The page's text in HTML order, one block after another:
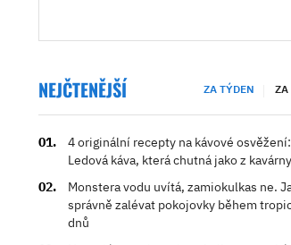
NEJČTENĚJŠÍ ZA TÝDEN ZA
4 originální recepty na kávové osvěžení:
Ledová káva, která chutná jako z kavárny
Monstera vodu uvítá, zamiokulkas ne.
správně zalévat pokojovky během
dnů